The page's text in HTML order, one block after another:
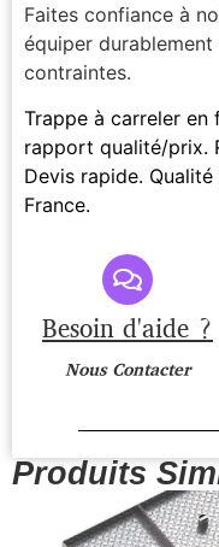
Faites confiance à
équiper
contraintes.
Trappe à carreler
rapport qualité/prix.
Devis rapide.
France.
Besoin d'aide ?
Nous Contacter
Produits